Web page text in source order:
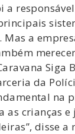
a
a
Siga
da
na
as crianças e
disse a